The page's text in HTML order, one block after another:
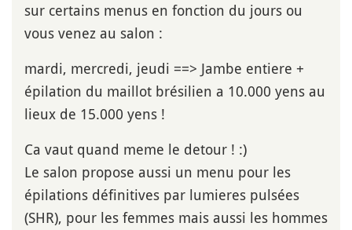
sur certains menus en fonction du jours ou
vous venez au salon :
mardi, mercredi, jeudi ==> Jambe entiere +
épilation du maillot brésilien a 10.000 yens au
lieux de 15.000 yens !
Ca vaut quand meme le detour ! :)
Le salon propose aussi un menu pour les
épilations définitives par lumieres pulsées
(SHR), pour les femmes mais aussi les hommes